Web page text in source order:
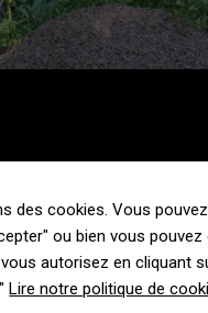
dans le lieu de
nous devions retrouver
des cookies. Vous
ou bien vous pouvez
autorisez en cliquant
Lire notre politique de